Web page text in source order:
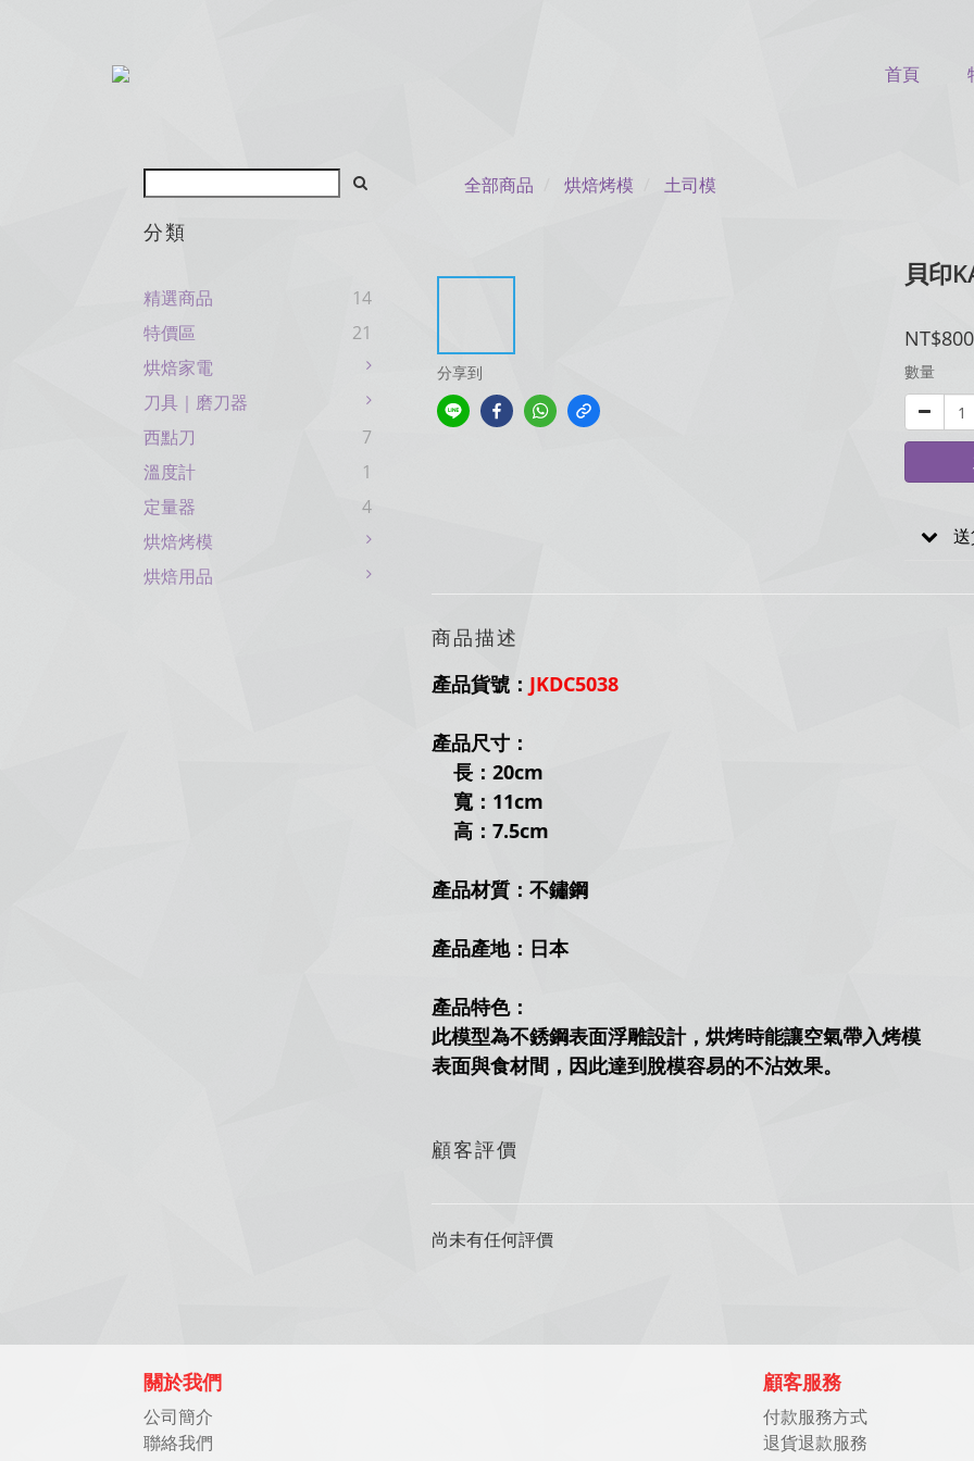
首頁
分類
精選商品
14
特價區
21
烘焙家電
刀具｜磨刀器
西點刀
7
溫度計
1
定量器
4
烘焙烤模
烘焙用品
全部商品 烘焙烤模 土司模
分享到
貝印
NT$800
數量
商品描述
產品貨號： JKDC5038
產品尺寸：
長：20cm
寬：11cm
高：7.5cm
產品材質：不鏽鋼
產品產地：日本
產品特色：
此模型為不銹鋼表面浮雕設計， 烘烤時能讓空氣帶入烤模
表面與食材間， 因此達到脫模容易的不沾效果。
顧客評價
尚未有任何評價
關於我們
公司簡介
聯絡我們
顧客服務
付款服務方式
退貨退款服務